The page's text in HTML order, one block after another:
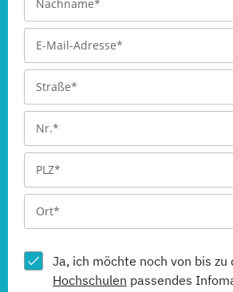
Ja, ich möchte noch von bis
Hochschulen passendes